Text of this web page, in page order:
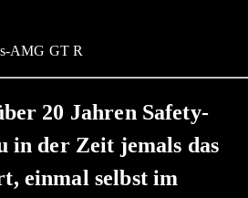
AMG GT R
20 Jahren Safety-
in der Zeit jemals das
einmal selbst im